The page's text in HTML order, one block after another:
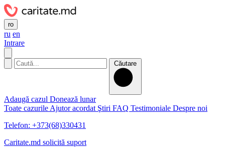
ro
ru en
Intrare
Căutare
Adaugă cazul Donează lunar
Toate cazurile Ajutor acordat Ştiri FAQ Testimoniale Despre noi
Telefon: +373(68)330431
Caritate.md solicită suport